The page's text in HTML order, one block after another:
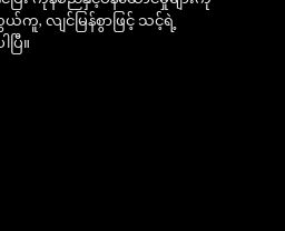
ကူ, လျင်မြန်စွာဖြင့် သင့်ရဲ့
ြီ။